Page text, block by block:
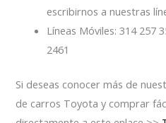
escribirnos a nuestras
Líneas Móviles: 314 257
2461
Si deseas conocer más de
de carros Toyota y comprar